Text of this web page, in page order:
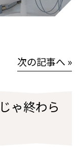
次の記事へ »
ゃ終わら